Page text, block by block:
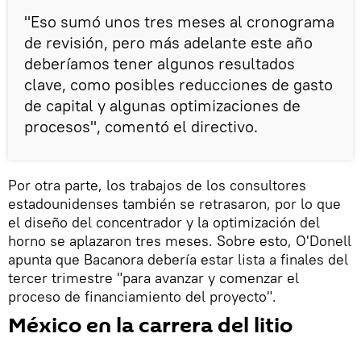
"Eso sumó unos tres meses al cronograma
de revisión, pero más adelante este año
deberíamos tener algunos resultados
clave, como posibles reducciones de gasto
de capital y algunas optimizaciones de
procesos", comentó el directivo.
Por otra parte, los trabajos de los consultores
estadounidenses también se retrasaron, por lo que
el diseño del concentrador y la optimización del
horno se aplazaron tres meses. Sobre esto, O'Donell
apunta que Bacanora debería estar lista a finales del
tercer trimestre "para avanzar y comenzar el
proceso de financiamiento del proyecto".
México en la carrera del litio